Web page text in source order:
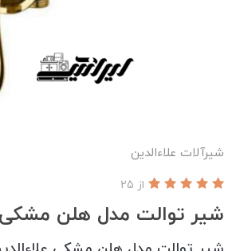
شیرآلات علاءالدین
شیر توالت مدل هلن مشکی
از 25